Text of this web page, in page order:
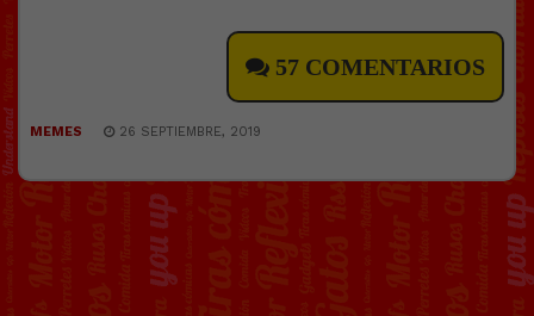
57 COMENTARIOS
MEMES 26 SEPTIEMBRE, 2019